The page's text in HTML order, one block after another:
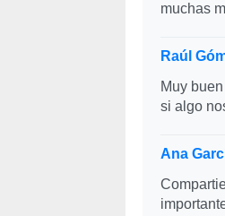
muchas
Raúl
Muy
si algo
Ana